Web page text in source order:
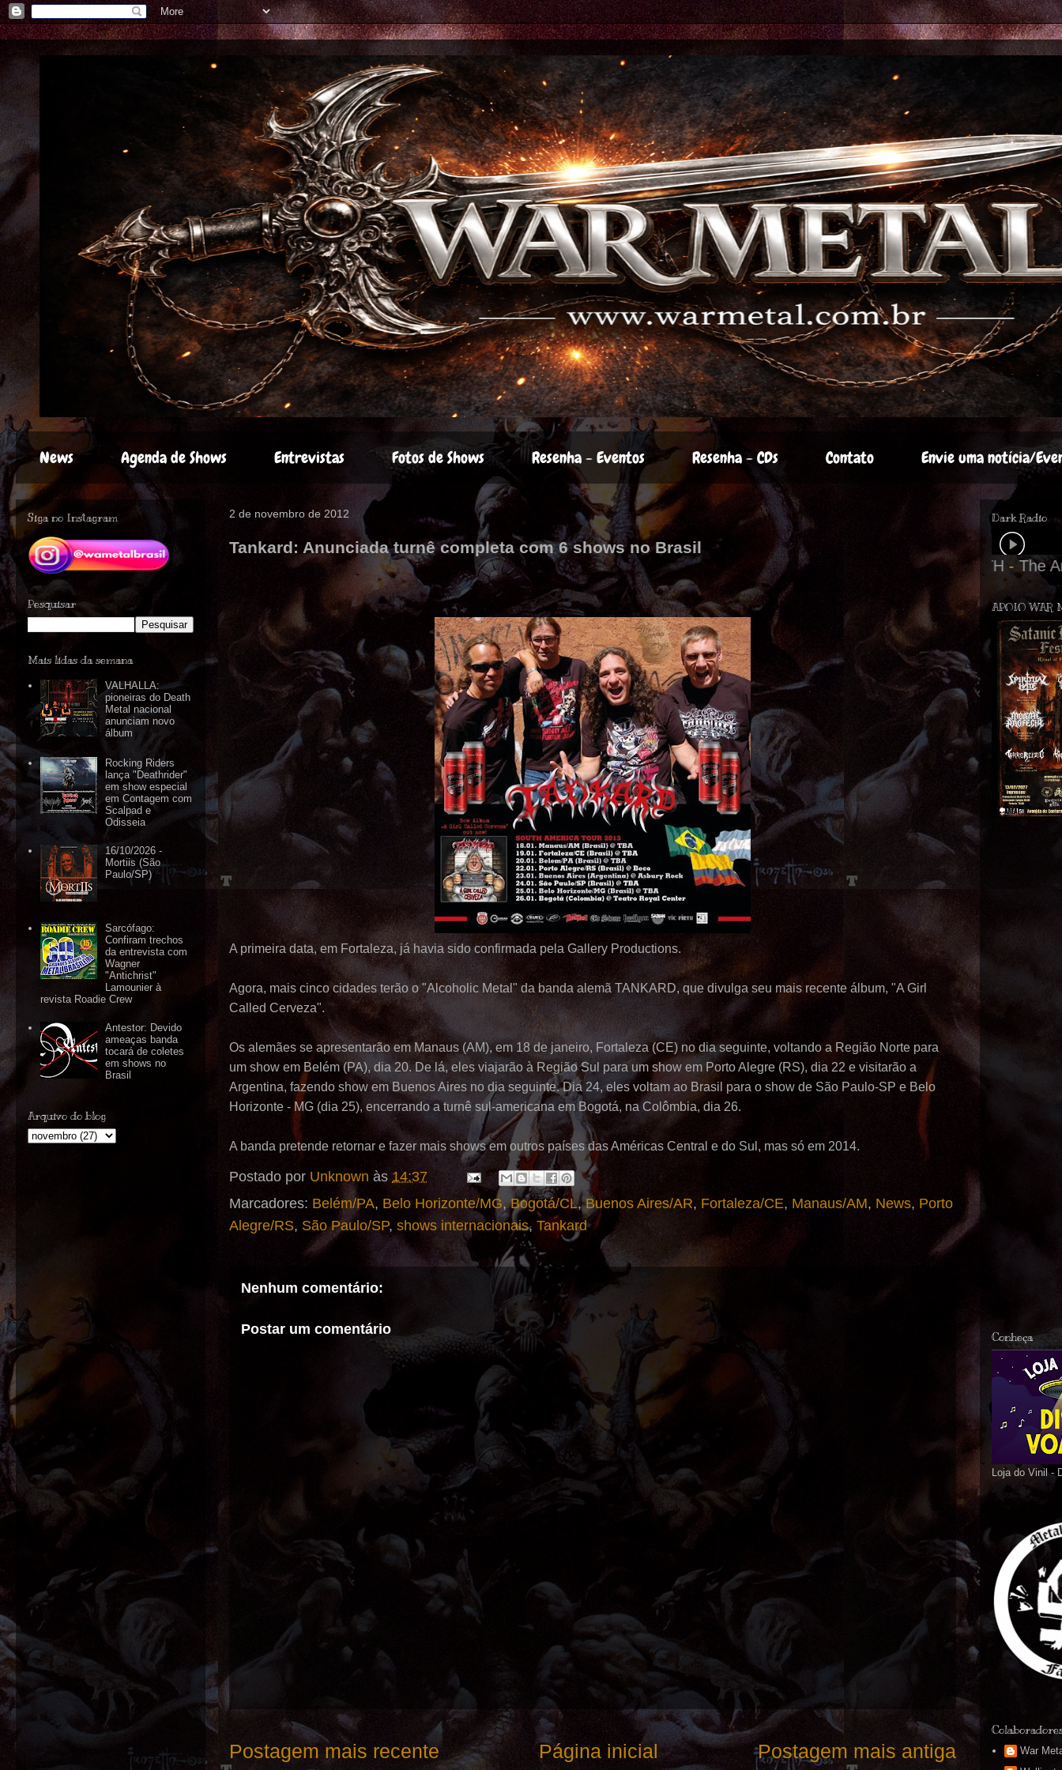
News Agenda de Shows Entrevistas Fotos de Shows Resenha - Eventos Resenha - CDs Contato Envie uma notícia/
2 de novembro de 2012
Tankard: Anunciada turnê completa com 6 shows no Brasil
A primeira data, em Fortaleza, já havia sido confirmada pela Gallery Productions.
Agora, mais cinco cidades terão o "Alcoholic Metal" da banda alemã TANKARD, que divulga seu mais recente álbum, "A Girl
Called Cerveza".
Os alemães se apresentarão em Manaus (AM), em 18 de janeiro, Fortaleza (CE) no dia seguinte, voltando a Região Norte para
um show em Belém (PA), dia 20. De lá, eles viajarão à Região Sul para um show em Porto Alegre (RS), dia 22 e visitarão a
Argentina, fazendo show em Buenos Aires no dia seguinte. Dia 24, eles voltam ao Brasil para o show de São Paulo-SP e Belo
Horizonte - MG (dia 25), encerrando a turnê sul-americana em Bogotá, na Colômbia, dia 26.
A banda pretende retornar e fazer mais shows em outros países das Américas Central e do Sul, mas só em 2014.
Postado por Unknown às 14:37
Marcadores: Belém/PA, Belo Horizonte/MG,Bogotá/CL,Buenos Aires/AR, Fortaleza/CE, Manaus/AM, News, Porto
Alegre/RS, São Paulo/SP, shows internacionais, Tankard
Nenhum comentário:
Postar um comentário
Postagem mais recente Postagem mais antiga
Página inicial
Siga no Instagram
Pesquisar
Mais lidas da semana
VALHALLA:
pioneiras do Death
Metal nacional
anunciam novo
álbum
Rocking Riders
lança "Deathrider"
em show especial
em Contagem com
Scalpad e
Odisseia
16/10/2026 -
Mortiis (São
Paulo/SP)
Sarcófago:
Confiram trechos
da entrevista com
Wagner
"Antichrist"
Lamounier à
revista Roadie Crew
Antestor: Devido
ameaças banda
tocará de coletes
em shows no
Brasil
Arquivo do blog
Dark Radio
APOIO WAR
Conheça
Loja do Vinil -
War